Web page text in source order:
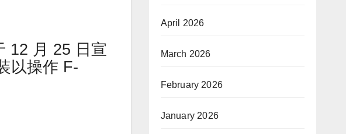
12 月 25 日宣
以操作 F-
April 2026
March 2026
February 2026
January 2026